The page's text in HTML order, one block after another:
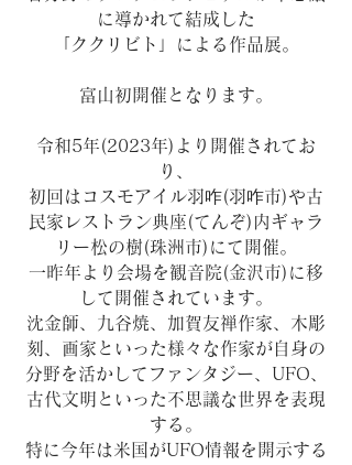
に導かれて結成した
「ククリビト」による作品展。
富山初開催となります。
令和5年(2023年)より開催されてお
り、
初回はコスモアイル羽咋(羽咋市)や古
民家レストラン典座(てんぞ)内ギャラ
リー松の樹(珠洲市)にて開催。
一昨年より会場を観音院(金沢市)に移
して開催されています。
沈金師、九谷焼、加賀友禅作家、木彫
刻、画家といった様々な作家が自身の
分野を活かしてファンタジー、UFO、
古代文明といった不思議な世界を表現
する。
特に今年は米国がUFO情報を開示する